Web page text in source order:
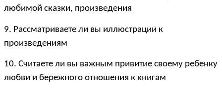
любимой сказки, произведения
9. Рассматриваете ли вы иллюстрации к
произведениям
10. Считаете ли вы важным привитие своему ребенку
любви и бережного отношения к книгам